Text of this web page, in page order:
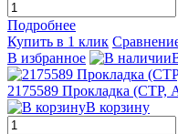
Подробнее
Купить в 1 клик
В избранное
2175589 Прокладка (CTP,
В корзину